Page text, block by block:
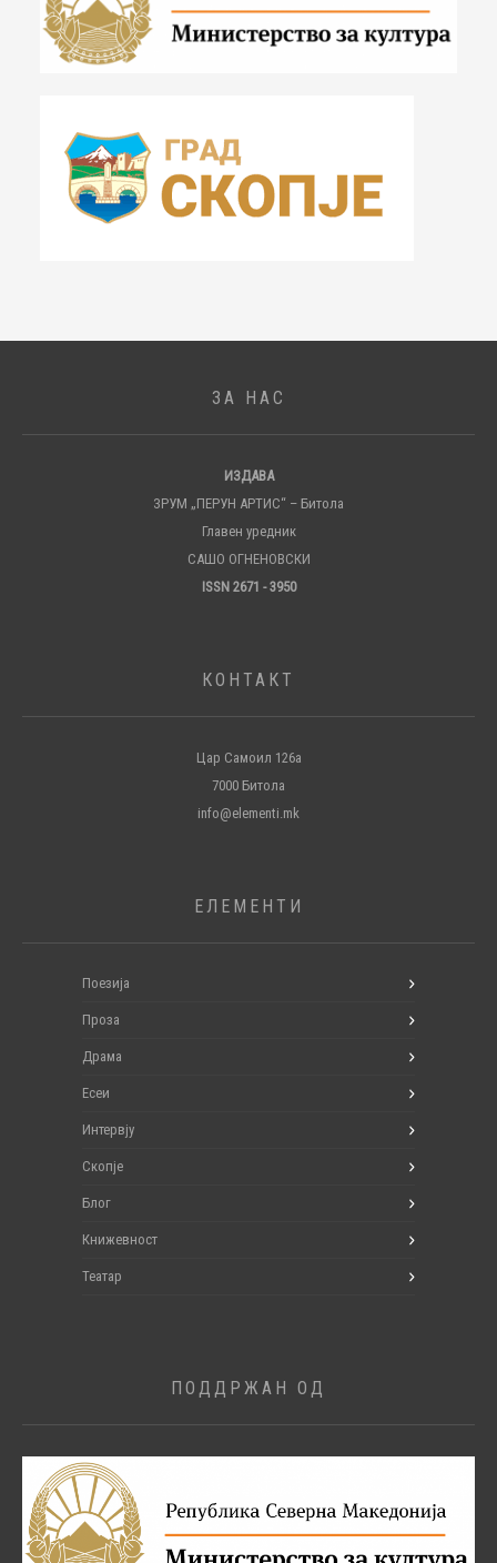
ЗА НАС
ИЗДАВА
ЗРУМ „ПЕРУН АРТИС“ – Битола
Главен уредник
САШО ОГНЕНОВСКИ
ISSN 2671 - 3950
КОНТАКТ
Цар Самоил 126а
7000 Битола
info@elementi.mk
ЕЛЕМЕНТИ
Поезија
Проза
Драма
Есеи
Интервју
Скопје
Блог
Книжевност
Театар
ПОДДРЖАН ОД